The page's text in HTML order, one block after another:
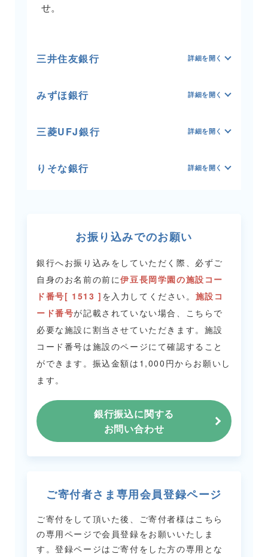
せ。
三井住友銀行
みずほ銀行
三菱UFJ銀行
りそな銀行
お振り込みでのお願い
銀行へお振り込みをしていただく際、必ずご
自身のお名前の前に伊豆長岡学園の施設コー
ド番号[ 1513 ] を入力してください。 施設コ
ード番号が記載されていない場合、こちらで
必要な施設に割当させていただきます。 施設
コード番号は施設のページにて確認すること
ができます。 振込金額は1,000円からお願いし
ます。
銀行振込に関する
お問い合わせ
ご寄付者さま専用会員登録ページ
ご寄付をして頂いた後、ご寄付者様はこちら
の専用ページで会員登録をお願いいたしま
す。登録ページはご寄付をした方の専用とな